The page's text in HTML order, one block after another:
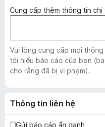
Cung cấp thêm thông tin chi
Vui lòng cung cấp mọi
tôi hiểu báo cáo của bạn
cho rằng đã bị vi phạm).
Thông tin liên hệ
Gửi báo cáo ẩn danh